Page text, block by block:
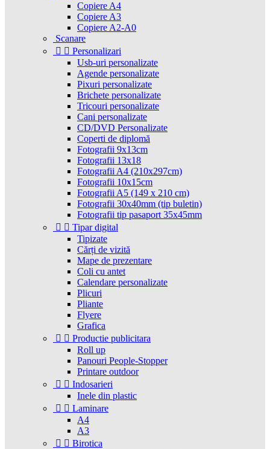
Copiere A4
Copiere A3
Copiere A2-A0
Scanare
  Personalizari
Usb-uri personalizate
Agende personalizate
Pixuri personalizate
Brichete personalizate
Tricouri personalizate
Cani personalizate
CD/DVD Personalizate
Coperti de diplomă
Fotografii 9x13cm
Fotografii 13x18
Fotografii A4 (210x297cm)
Fotografii 10x15cm
Fotografii A5 (149 x 210 cm)
Fotografii 30x40mm (tip buletin)
Fotografii tip pasaport 35x45mm
  Tipar digital
Tipizate
Cărți de vizită
Mape de prezentare
Coli cu antet
Calendare personalizate
Plicuri
Pliante
Flyere
Grafica
  Productie publicitara
Roll up
Panouri People-Stopper
Printare outdoor
  Indosarieri
Inele din plastic
  Laminare
A4
A3
  Birotica